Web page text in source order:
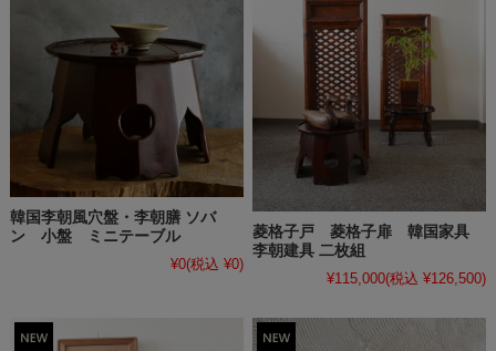
韓国李朝風穴盤・李朝膳 ソバ
ン 小盤 ミニテーブル
¥0(税込 ¥0)
菱格子戸 菱格子扉 韓国家具
李朝建具 二枚組
¥115,000(税込 ¥126,500)